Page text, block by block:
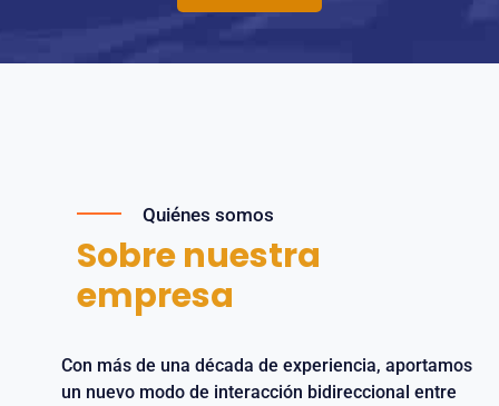
Quiénes somos
Sobre nuestra
empresa
Con más de una década de experiencia, aportamos
un nuevo modo de interacción bidireccional entre